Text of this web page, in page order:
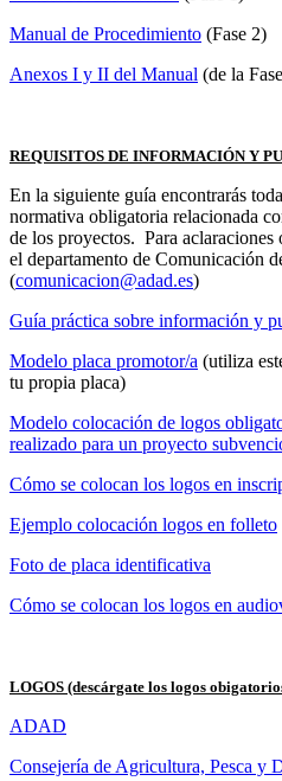
Manual de Procedimiento (Fase 2)
Anexos I y II del Manual (de la
REQUISITOS DE INFORMACIÓN Y
En la siguiente guía encontrarás
normativa obligatoria relacionada
de los proyectos. Para aclaraciones
el departamento de Comunicación
(comunicacion@adad.es)
Guía práctica sobre información y
Modelo placa promotor/a (utiliza
tu propia placa)
Modelo colocación de logos
realizado para un proyecto
Cómo se colocan los logos en
Ejemplo colocación logos en folleto
Foto de placa identificativa
Cómo se colocan los logos en
LOGOS (descárgate los logos
ADAD
Consejería de Agricultura, Pesca y